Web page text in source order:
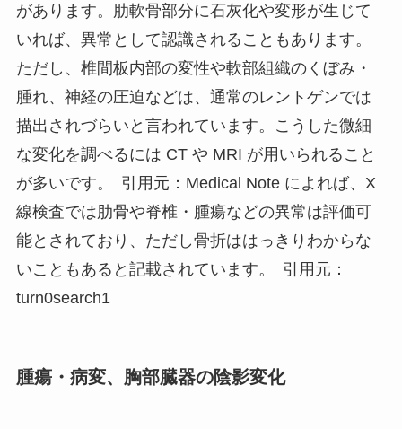
があります。肋軟骨部分に石灰化や変形が生じて
いれば、異常として認識されることもあります。
ただし、椎間板内部の変性や軟部組織のくぼみ・
腫れ、神経の圧迫などは、通常のレントゲンでは
描出されづらいと言われています。こうした微細
な変化を調べるには CT や MRI が用いられること
が多いです。 引用元：Medical Note によれば、X
線検査では肋骨や脊椎・腫瘍などの異常は評価可
能とされており、ただし骨折ははっきりわからな
いこともあると記載されています。 引用元：
turn0search1
腫瘍・病変、胸部臓器の陰影変化